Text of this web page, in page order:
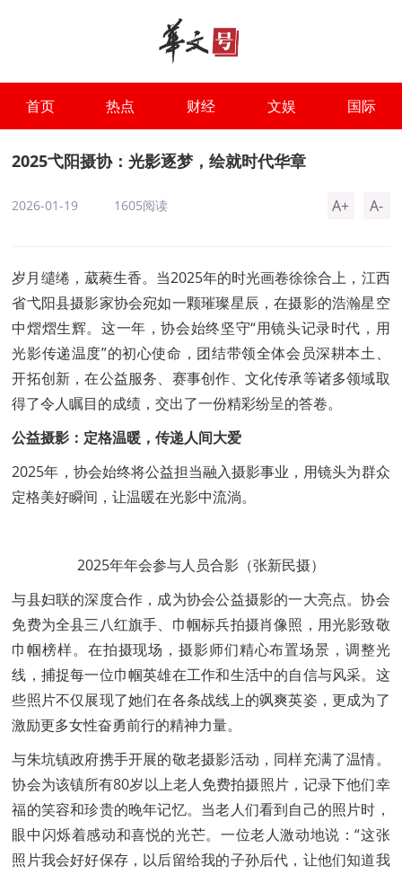
首页 热点 财经 文娱 国际
2025弋阳摄协：光影逐梦，绘就时代华章
2026-01-19 1605阅读 A+ A-
岁月缱绻，葳蕤生香。当2025年的时光画卷徐徐合上，江西
省弋阳县摄影家协会宛如一颗璀璨星辰，在摄影的浩瀚星空
中熠熠生辉。这一年，协会始终坚守“用镜头记录时代，用
光影传递温度”的初心使命，团结带领全体会员深耕本土、
开拓创新，在公益服务、赛事创作、文化传承等诸多领域取
得了令人瞩目的成绩，交出了一份精彩纷呈的答卷。
公益摄影：定格温暖，传递人间大爱
2025年，协会始终将公益担当融入摄影事业，用镜头为群众
定格美好瞬间，让温暖在光影中流淌。
2025年年会参与人员合影（张新民摄）
与县妇联的深度合作，成为协会公益摄影的一大亮点。协会
免费为全县三八红旗手、巾帼标兵拍摄肖像照，用光影致敬
巾帼榜样。在拍摄现场，摄影师们精心布置场景，调整光
线，捕捉每一位巾帼英雄在工作和生活中的自信与风采。这
些照片不仅展现了她们在各条战线上的飒爽英姿，更成为了
激励更多女性奋勇前行的精神力量。
与朱坑镇政府携手开展的敬老摄影活动，同样充满了温情。
协会为该镇所有80岁以上老人免费拍摄照片，记录下他们幸
福的笑容和珍贵的晚年记忆。当老人们看到自己的照片时，
眼中闪烁着感动和喜悦的光芒。一位老人激动地说：“这张
照片我会好好保存，以后留给我的子孙后代，让他们知道我